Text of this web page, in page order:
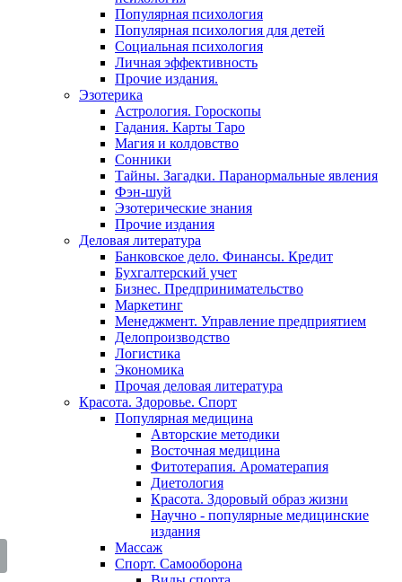
Популярная психология
Популярная психология для детей
Социальная психология
Личная эффективность
Прочие издания.
Эзотерика
Астрология. Гороскопы
Гадания. Карты Таро
Магия и колдовство
Сонники
Тайны. Загадки. Паранормальные явления
Фэн-шуй
Эзотерические знания
Прочие издания
Деловая литература
Банковское дело. Финансы. Кредит
Бухгалтерский учет
Бизнес. Предпринимательство
Маркетинг
Менеджмент. Управление предприятием
Делопроизводство
Логистика
Экономика
Прочая деловая литература
Красота. Здоровье. Спорт
Популярная медицина
Авторские методики
Восточная медицина
Фитотерапия. Ароматерапия
Диетология
Красота. Здоровый образ жизни
Научно - популярные медицинские
издания
Массаж
Спорт. Самооборона